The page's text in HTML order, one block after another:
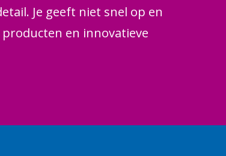
Je geeft niet snel op en
en innovatieve